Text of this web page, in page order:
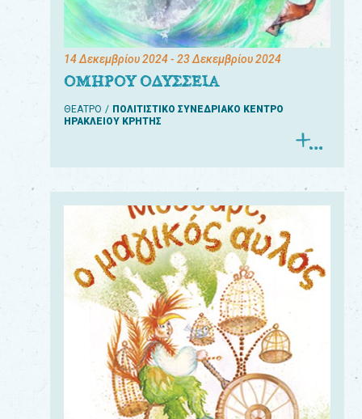
14 Δεκεμβρίου 2024- 23 Δεκεμβρίου 2024
ΟΜΗΡΟΥ ΟΔΥΣΣΕΙΑ
ΘΕΑΤΡΟ
ΠΟΛΙΤΙΣΤΙΚΟ ΣΥΝΕΔΡΙΑΚΟ ΚΕΝΤΡΟ
ΗΡΑΚΛΕΙΟΥ ΚΡΗΤΗΣ